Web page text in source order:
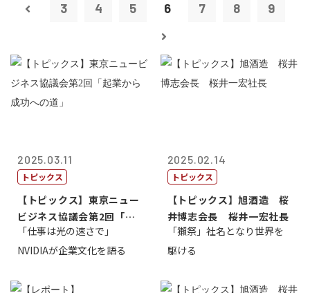
3 4 5 6 7 8 9
2025.03.11
トピックス
【トピックス】東京ニュー
ビジネス協議会第2回「起
業から成功へ...
「仕事は光の速さで」
NVIDIAが企業文化を語る
2025.02.14
トピックス
【トピックス】旭酒造 桜
井博志会長 桜井一宏社長
「獺祭」社名となり世界を
駆ける